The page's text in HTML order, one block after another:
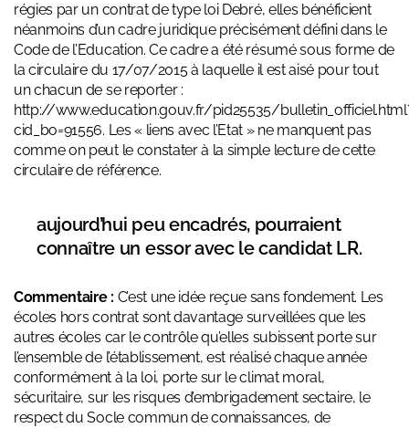
régies par un contrat de type loi Debré, elles bénéficient
néanmoins d’un cadre juridique précisément défini dans le
Code de l’Education. Ce cadre a été résumé sous forme de
la circulaire du 17/07/2015 à laquelle il est aisé pour tout
un chacun de se reporter :
http://www.education.gouv.fr/pid25535/
cid_bo=91556. Les « liens avec l’Etat » ne manquent pas
comme on peut le constater à la simple lecture de cette
circulaire de référence.
aujourd’hui peu encadrés, pourraient
connaître un essor avec le candidat LR.
Commentaire : C’est une idée reçue sans fondement. Les
écoles hors contrat sont davantage surveillées que les
autres écoles car le contrôle qu’elles subissent porte sur
l’ensemble de l’établissement, est réalisé chaque année
conformément à la loi, porte sur le climat moral,
sécuritaire, sur les risques d’embrigadement sectaire, le
respect du Socle commun de connaissances, de